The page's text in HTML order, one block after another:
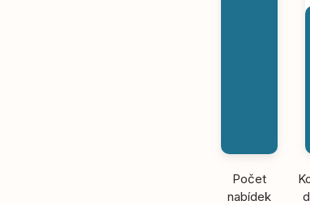
Počet
nabídek